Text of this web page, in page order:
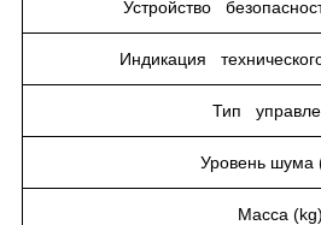
Устройство
Индикация
Тип
Уровень шума
Масса (kg)